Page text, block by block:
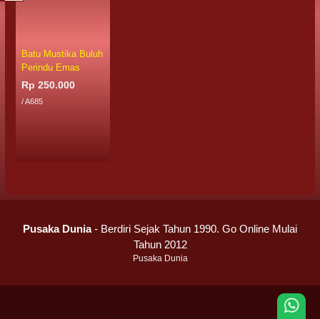
Batu Mustika Buluh
Perindu Emas
Rp 250.000
/ A685
Pusaka Dunia- Berdiri Sejak Tahun 1990. Go Online Mulai
Tahun 2012
Pusaka Dunia